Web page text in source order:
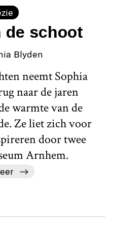
de schoot
Blyden
neemt Sophia
naar de jaren
warmte van de
Ze liet zich voor
door twee
Arnhem.